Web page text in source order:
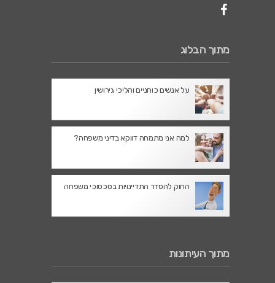
מתוך הבלוג
על אנשים כוחניים והליכי גירושין
למה אני מתמחה דווקא בדיני משפחה?
החוק להסדר התדיינויות בסכסוכי משפחה
מתוך העיתונות